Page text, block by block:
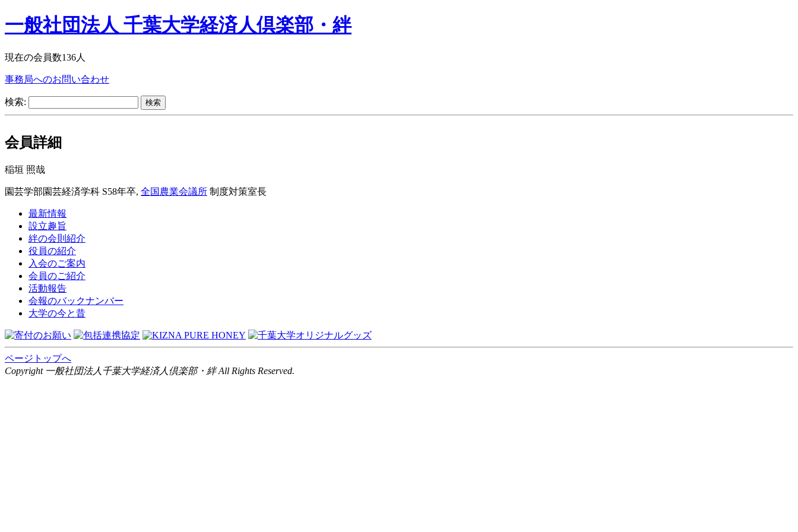
一般社団法人 千葉大学経済人倶楽部・絆
現在の会員数136人
事務局へのお問い合わせ
検索:
会員詳細
稲垣 照哉
園芸学部園芸経済学科 S58年卒, 全国農業会議所 制度対策室長
最新情報
設立趣旨
絆の会則紹介
役員の紹介
入会のご案内
会員のご紹介
活動報告
会報のバックナンバー
大学の今と昔
ページトップへ
Copyright 一般社団法人千葉大学経済人倶楽部・絆 All Rights Reserved.